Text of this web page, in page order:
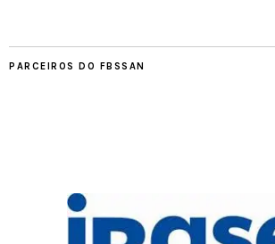
PARCEIROS DO FBSSAN